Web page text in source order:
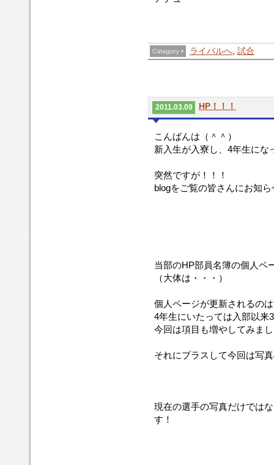
ライバルへ, 試合
2011.03.09 HP！！！
こんばんは（＾＾）
新入生が入寮し、4年生にな
突然ですが！！！
blogをご覧の皆さんにお知
当部のHP部員名簿の個人ペ
（大体は・・・）
個人ページが更新されるの
4年生にいたっては入部以来
今回は項目も増やしてみま
それにプラスして今回は写
現在の選手の写真だけでは
す！